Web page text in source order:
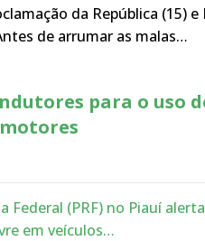
da República (15)
de arrumar as malas…
para o uso
Federal (PRF) no Piauí
em veículos…